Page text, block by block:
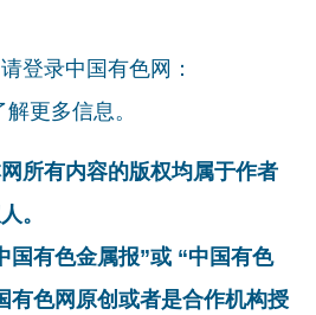
登录中国有色网：
解更多信息。
所有内容的版权均属于作者
。
国有色金属报”或 “中国有色
有色网原创或者是合作机构授